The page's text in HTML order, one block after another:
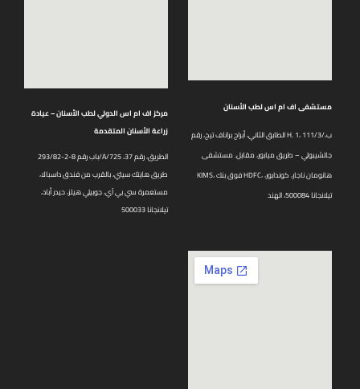
مركز اف ام اس الدولي لطب الأسنان – عيادة
زراعة الأسنان المتقدمة
باب رقم 8-2-293/82/A/725 الطريق، رقم 37،
طريق هايتك سيتي، بالقرب من فندق داسبالا،
مستعمرة سي بي آي، جوبيلي هيلز، حيدر أباد،
تيلانجانا 500033
مستشفى اف ام اس لطب الأسنان
الطابق الثاني، أبراج براناف تيج، رقم H. 1، 111/3/ب،
جاتشيبولي – طريق ميابور، مقابل. مستشفى
KIMS، فوق بنك HDFC، هانومان ناجار، كوندابور،
تيلانجانا 500084، الهند